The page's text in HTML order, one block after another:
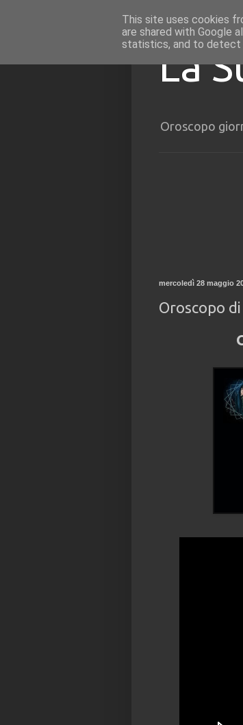
La
Oroscopo
mercoledì 28 maggio
Oroscopo
This site uses cookies
are shared with Google
statistics, and to detect